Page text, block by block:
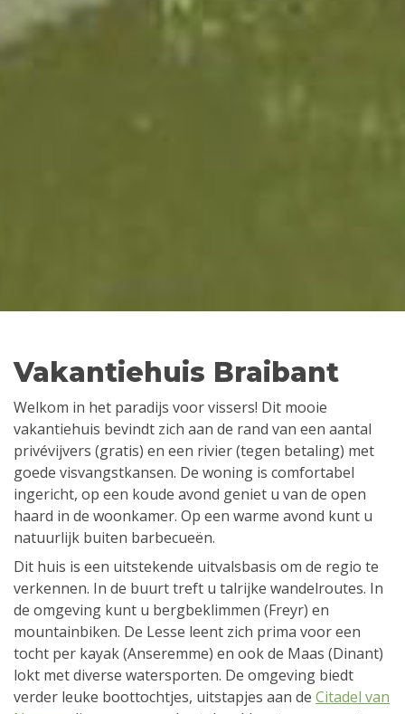
Vakantiehuis Braibant
Welkom in het paradijs voor vissers! Dit mooie
vakantiehuis bevindt zich aan de rand van een aantal
privévijvers (gratis) en een rivier (tegen betaling) met
goede visvangstkansen. De woning is comfortabel
ingericht, op een koude avond geniet u van de open
haard in de woonkamer. Op een warme avond kunt u
natuurlijk buiten barbecueën.
Dit huis is een uitstekende uitvalsbasis om de regio te
verkennen. In de buurt treft u talrijke wandelroutes. In
de omgeving kunt u bergbeklimmen (Freyr) en
mountainbiken. De Lesse leent zich prima voor een
tocht per kayak (Anseremme) en ook de Maas (Dinant)
lokt met diverse watersporten. De omgeving biedt
verder leuke boottochtjes, uitstapjes aan de Citadel van